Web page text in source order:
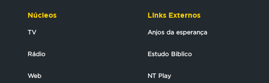
Núcleos
TV
Rádio
Web
Links Externos
Anjos da esperança
Estudo Biblico
NT Play